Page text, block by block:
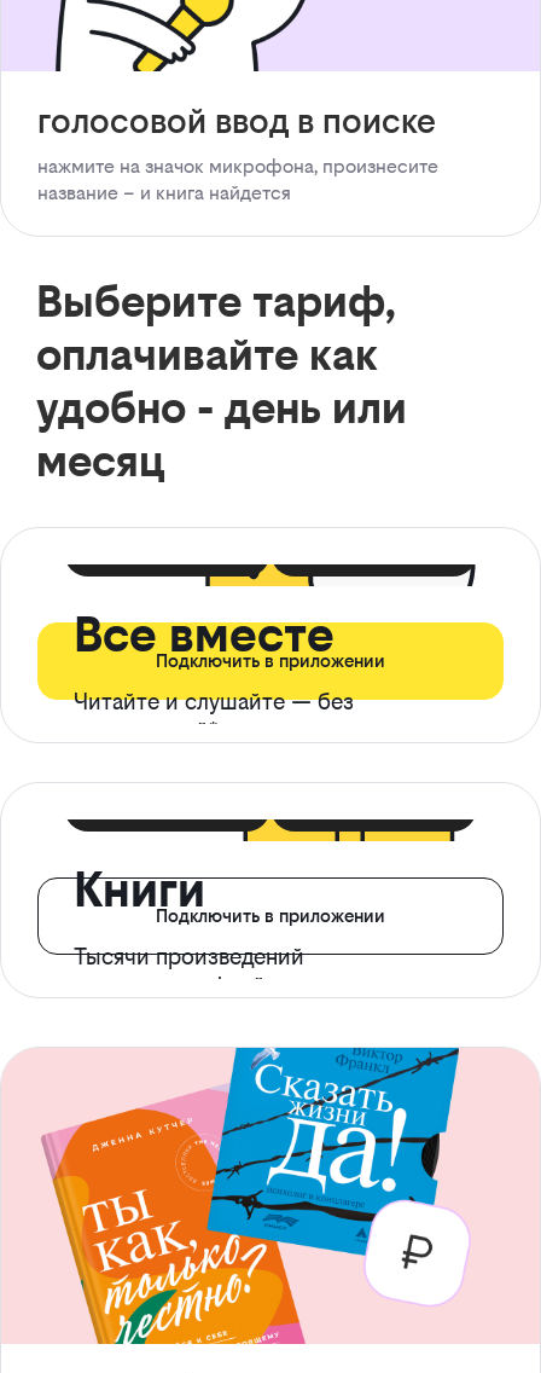
голосовой ввод в поиске
нажмите на значок микрофона, произнесите
название – и книга найдется
Выберите тариф,
оплачивайте как
удобно - день или
месяц
Все вместе
Читайте и слушайте — без
ограничений*
Подключить в приложении
Книги
Тысячи произведений
с доступом офлайн
Подключить в приложении